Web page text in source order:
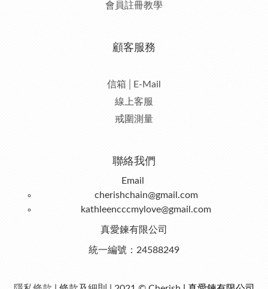
會員註冊教學
顧客服務
信箱│E-Mail
線上客服
戒圍測量
聯絡我們
Email
cherishchain@gmail.com
kathleencccmylove@gmail.com
真愛鍊有限公司
統一編號：24588249